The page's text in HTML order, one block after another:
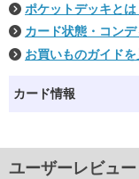
ポケットデッキとは
カード状態・コン
お買いものガイドを
カード情報
ユーザーレビュー